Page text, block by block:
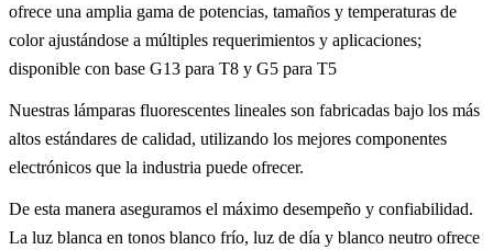
ofrece una amplia gama de potencias, tamaños y temperaturas de
color ajustándose a múltiples requerimientos y aplicaciones;
disponible con base G13 para T8 y G5 para T5
Nuestras lámparas fluorescentes lineales son fabricadas bajo los más
altos estándares de calidad, utilizando los mejores componentes
electrónicos que la industria puede ofrecer.
De esta manera aseguramos el máximo desempeño y confiabilidad.
La luz blanca en tonos blanco frío, luz de día y blanco neutro ofrece